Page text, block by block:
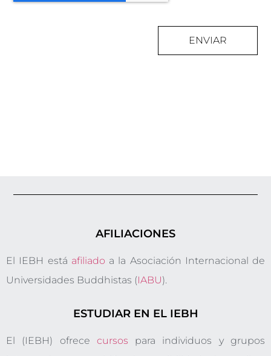
ENVIAR
AFILIACIONES
El IEBH está afiliado a la Asociación Internacional de
Universidades Buddhistas (IABU).
ESTUDIAR EN EL IEBH
El (IEBH) ofrece cursos para individuos y grupos